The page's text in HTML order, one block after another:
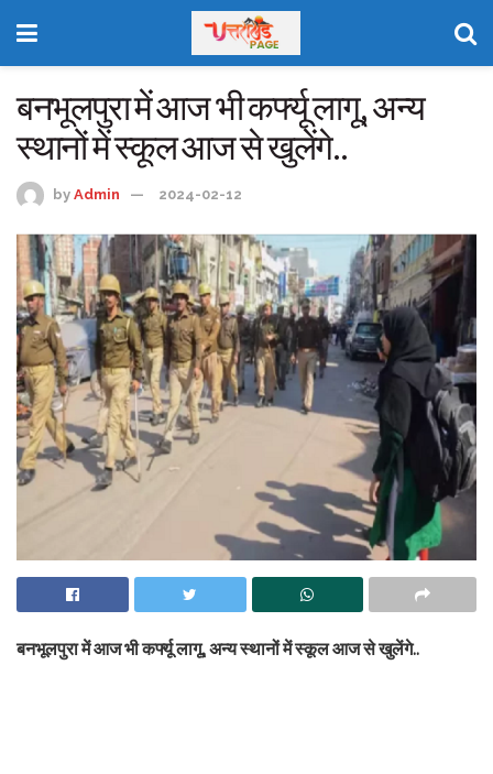
बनभूलपुरा में आज भी कर्फ्यू लागू, अन्य
स्थानों में स्कूल आज से खुलेंगे..
by Admin 2024-02-12
बनभूलपुरा में आज भी कर्फ्यू लागू, अन्य स्थानों में स्कूल आज से खुलेंगे..